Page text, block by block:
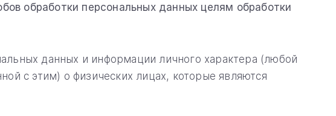
обработки персональных данных целям обработки
данных и информации личного характера (любой
с этим) о физических лицах, которые являются